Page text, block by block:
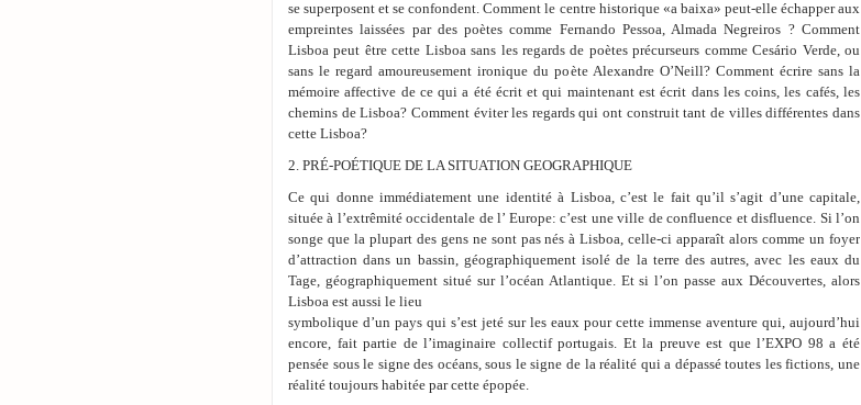
se superposent et se confondent. Comment le centre historique «a baixa» peut-elle échapper aux
empreintes laissées par des poètes comme Fernando Pessoa, Almada Negreiros ? Comment
Lisboa peut être cette Lisboa sans les regards de poètes précurseurs comme Cesário Verde, ou
sans le regard amoureusement ironique du poète Alexandre O’Neill? Comment écrire sans la
mémoire affective de ce qui a été écrit et qui maintenant est écrit dans les coins, les cafés, les
chemins de Lisboa? Comment éviter les regards qui ont construit tant de villes différentes dans
cette Lisboa?
2. PRÉ-POÉTIQUE DE LA SITUATION GEOGRAPHIQUE
Ce qui donne immédiatement une identité à Lisboa, c’est le fait qu’il s’agit d’une capitale,
située à l’extrêmité occidentale de l’ Europe: c’est une ville de confluence et disfluence. Si l’on
songe que la plupart des gens ne sont pas nés à Lisboa, celle-ci apparaît alors comme un foyer
d’attraction dans un bassin, géographiquement isolé de la terre des autres, avec les eaux du
Tage, géographiquement situé sur l’océan Atlantique. Et si l’on passe aux Découvertes, alors
Lisboa est aussi le lieu
symbolique d’un pays qui s’est jeté sur les eaux pour cette immense aventure qui, aujourd’hui
encore, fait partie de l’imaginaire collectif portugais. Et la preuve est que l’EXPO 98 a été
pensée sous le signe des océans, sous le signe de la réalité qui a dépassé toutes les fictions, une
réalité toujours habitée par cette épopée.